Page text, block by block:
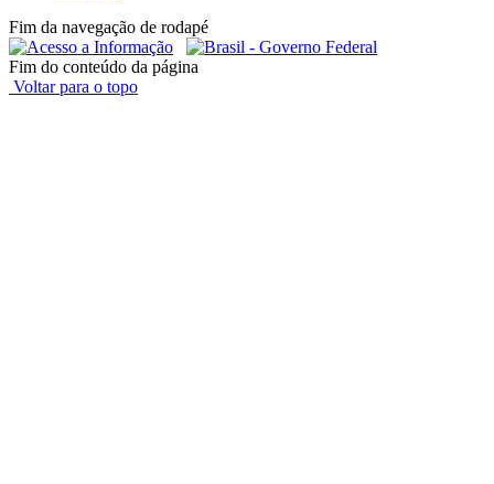
Fim da navegação de rodapé
Fim do conteúdo da página
Voltar para o topo